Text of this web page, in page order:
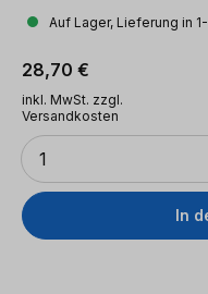
Auf Lager, Lieferung in
Regulärer Preis:
28,70 €
inkl. MwSt. zzgl.
Versandkosten
Anzahl
1
In